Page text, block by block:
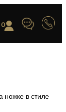
0
ножке в стиле